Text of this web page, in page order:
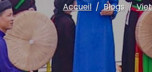
Accueil Blogs